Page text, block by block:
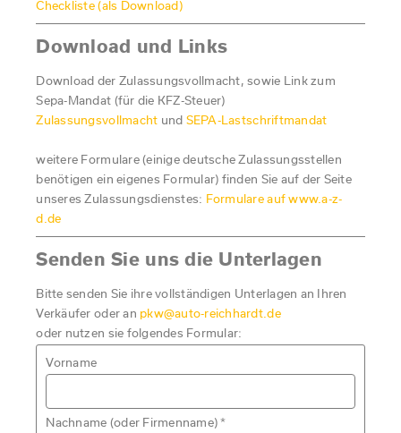
Checkliste (als Download)
Download und Links
Download der Zulassungsvollmacht, sowie Link zum
Sepa-Mandat (für die KFZ-Steuer)
Zulassungsvollmacht und SEPA-Lastschriftmandat
weitere Formulare (einige deutsche Zulassungsstellen
benötigen ein eigenes Formular) finden Sie auf der Seite
unseres Zulassungsdienstes: Formulare auf www.a-z-
d.de
Senden Sie uns die Unterlagen
Bitte senden Sie ihre vollständigen Unterlagen an Ihren
Verkäufer oder an pkw@auto-reichhardt.de
oder nutzen sie folgendes Formular:
Vorname
Nachname (oder Firmenname) *